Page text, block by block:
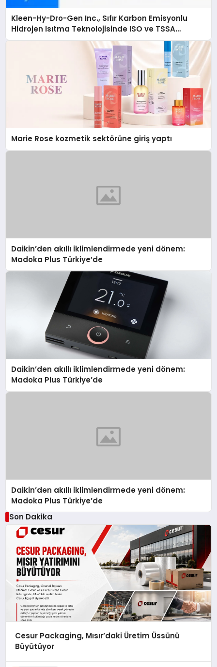
Kleen-Hy-Dro-Gen Inc., Sıfır Karbon Emisyonlu
Hidrojen Isıtma Teknolojisinde ISO ve TSSA
Düzenleyici Onaylarını Aldı
Marie Rose kozmetik sektörüne giriş yaptı
Daikin’den akıllı iklimlendirmede yeni dönem:
Madoka Plus Türkiye’de
Daikin’den akıllı iklimlendirmede yeni dönem:
Madoka Plus Türkiye’de
Daikin’den akıllı iklimlendirmede yeni dönem:
Madoka Plus Türkiye’de
Son Dakika
Cesur Packaging, Mısır’daki Üretim Üssünü
Büyütüyor